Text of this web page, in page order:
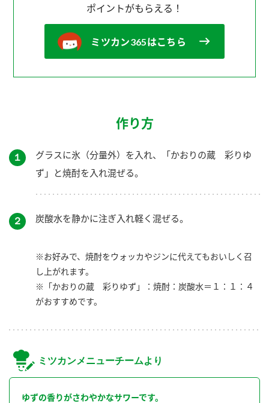
ポイントがもらえる！
ミツカン365はこちら
作り方
１
グラスに氷（分量外）を入れ、「かおりの蔵 彩りゆ
ず」と焼酎を入れ混ぜる。
２ 炭酸水を静かに注ぎ入れ軽く混ぜる。
※お好みで、焼酎をウォッカやジンに代えてもおいしく召
し上がれます。
※「かおりの蔵 彩りゆず」：焼酎：炭酸水＝１：１：４
がおすすめです。
ミツカンメニューチームより
ゆずの香りがさわやかなサワーです。